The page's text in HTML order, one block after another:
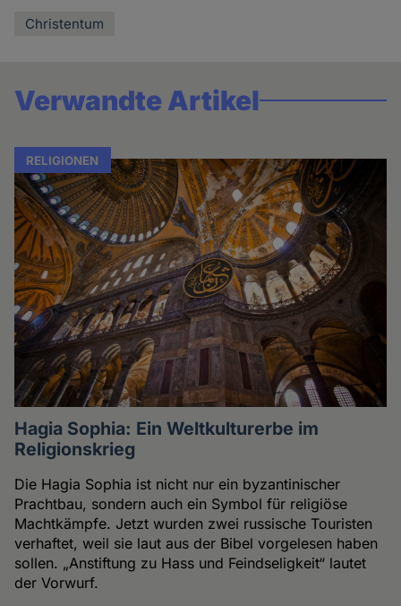
Christentum
Verwandte Artikel
RELIGIONEN
Hagia Sophia: Ein Weltkulturerbe im
Religionskrieg
Die Hagia Sophia ist nicht nur ein byzantinischer
Prachtbau, sondern auch ein Symbol für religiöse
Machtkämpfe. Jetzt wurden zwei russische Touristen
verhaftet, weil sie laut aus der Bibel vorgelesen haben
sollen. „Anstiftung zu Hass und Feindseligkeit“ lautet
der Vorwurf.